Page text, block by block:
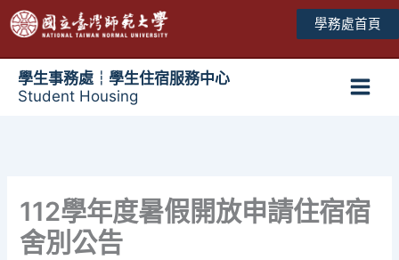
至
學務處首頁
學生事務處┆學生住宿服務中心
Student Housing
112學年度暑假開放申請住宿宿
舍別公告